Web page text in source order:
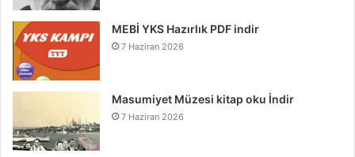
MEBİ YKS Hazırlık PDF indir
7 Haziran 2026
Masumiyet Müzesi kitap oku İndir
7 Haziran 2026